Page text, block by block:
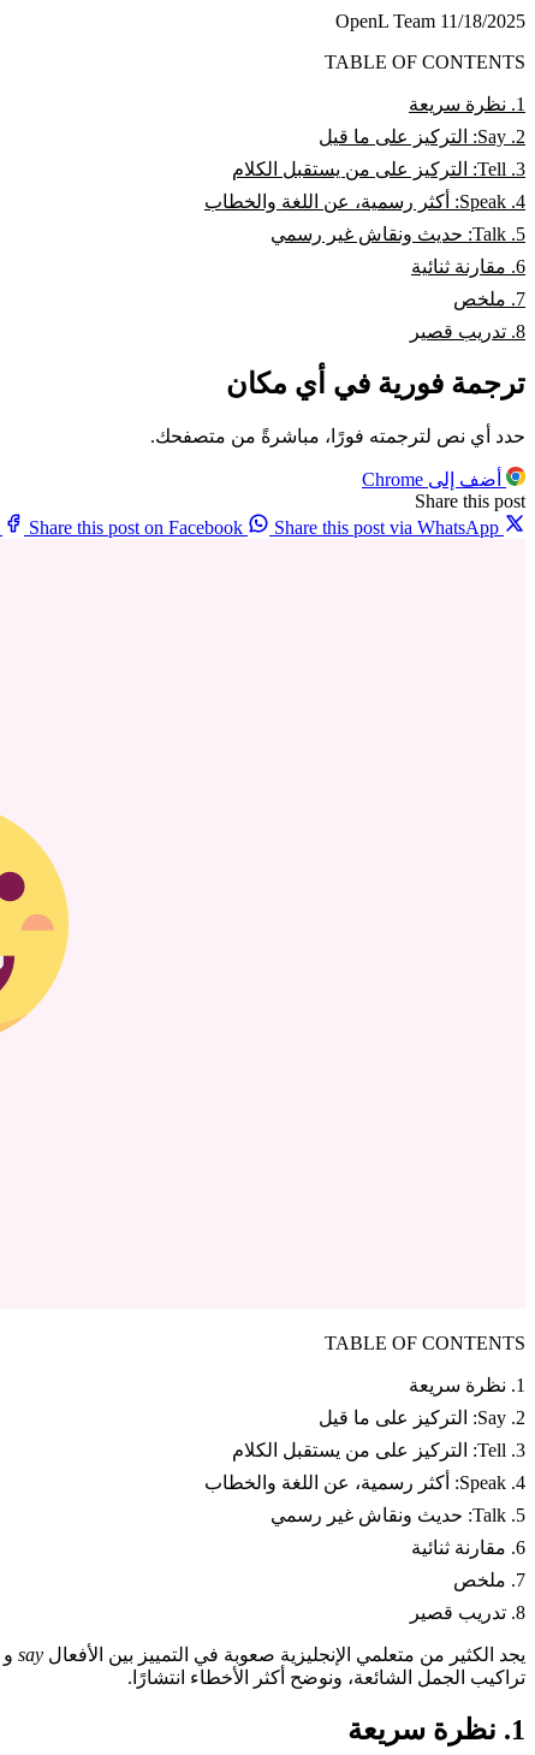
OpenL Team 11/18/2025
TABLE OF CONTENTS
1. نظرة سريعة
2. Say: التركيز على ما قيل
3. Tell: التركيز على من يستقبل الكلام
4. Speak: أكثر رسمية، عن اللغة والخطاب
5. Talk: حديث ونقاش غير رسمي
6. مقارنة ثنائية
7. ملخص
8. تدريب قصير
ترجمة فورية في أي مكان
حدد أي نص لترجمته فورًا، مباشرةً من متصفحك.
أضف إلى Chrome
Share this post
Share this post on Facebook Share this post via WhatsApp
TABLE OF CONTENTS
1. نظرة سريعة
2. Say: التركيز على ما قيل
3. Tell: التركيز على من يستقبل الكلام
4. Speak: أكثر رسمية، عن اللغة والخطاب
5. Talk: حديث ونقاش غير رسمي
6. مقارنة ثنائية
7. ملخص
8. تدريب قصير
يجد الكثير من متعلمي الإنجليزية صعوبة في التمييز بين الأفعال say و
تراكيب الجمل الشائعة، ونوضح أكثر الأخطاء انتشارًا.
1. نظرة سريعة